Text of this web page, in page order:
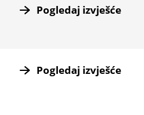
Pogledaj izvješće
Pogledaj izvješće